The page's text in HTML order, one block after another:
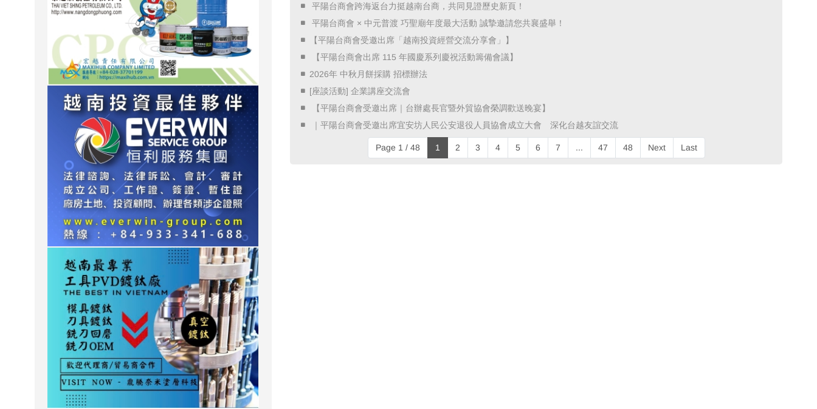
​ 平陽台商會跨海返台力挺越南台商，共同見證歷史新頁！ ​
​ 平陽台商會 × 中元普渡 巧聖廟年度最大活動 誠摯邀請您共襄盛舉！ ​
【平陽台商會受邀出席「越南投資經營交流分享會」】
​ 【平陽台商會出席 115 年國慶系列慶祝活動籌備會議】 ​
2026年 中秋月餅採購 招標辦法
[座談活動] 企業講座交流會
​ 【平陽台商會受邀出席｜台辦處長官暨外貿協會榮調歡送晚宴】 ​
​ ｜平陽台商會受邀出席宜安坊人民公安退役人員協會成立大會 深化台越友誼交流 ​
Page 1 / 48 1 2 3 4 5 6 7 ... 47 48 Next Last